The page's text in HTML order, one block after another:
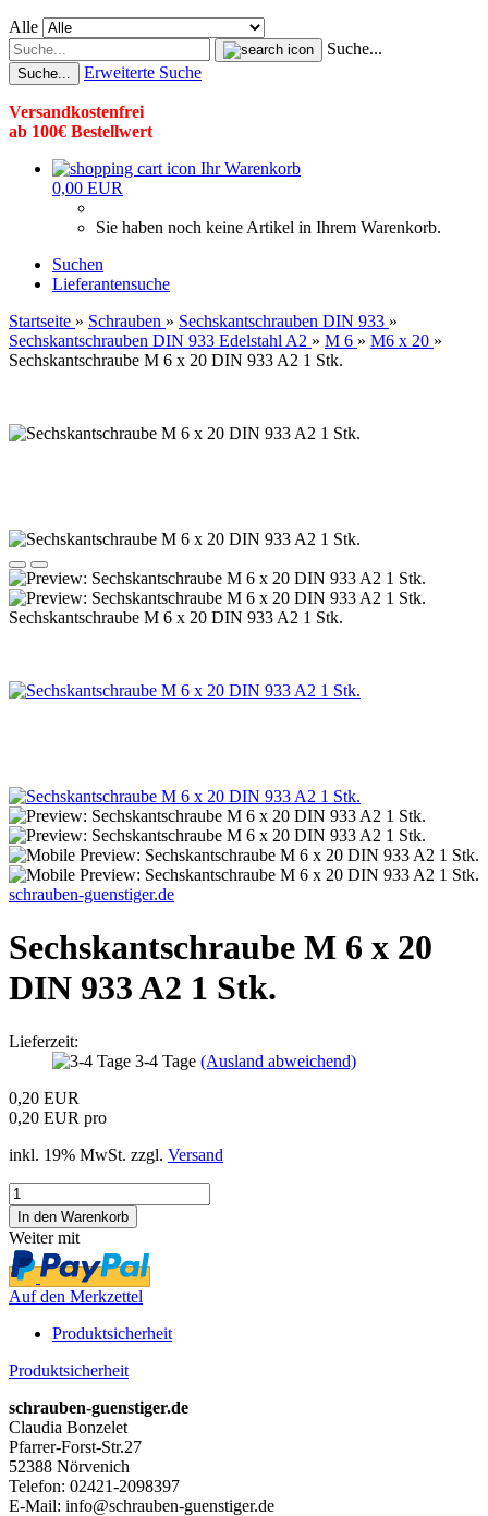
Alle
Suche...
Suche... Erweiterte Suche
Versandkostenfrei
ab 100€ Bestellwert
Ihr Warenkorb
0,00 EUR
Sie haben noch keine Artikel in Ihrem Warenkorb.
Suchen
Lieferantensuche
Startseite » Schrauben » Sechskantschrauben DIN 933 »
Sechskantschrauben DIN 933 Edelstahl A2 » M 6 » M6 x 20 »
Sechskantschraube M 6 x 20 DIN 933 A2 1 Stk.
Sechskantschraube M 6 x 20 DIN 933 A2 1 Stk.
schrauben-guenstiger.de
Sechskantschraube M 6 x 20
DIN 933 A2 1 Stk.
Lieferzeit:
3-4 Tage (Ausland abweichend)
0,20 EUR
0,20 EUR pro
inkl. 19% MwSt. zzgl. Versand
Weiter mit
Auf den Merkzettel
Produktsicherheit
Produktsicherheit
schrauben-guenstiger.de
Claudia Bonzelet
Pfarrer-Forst-Str.27
52388 Nörvenich
Telefon: 02421-2098397
E-Mail: info@schrauben-guenstiger.de